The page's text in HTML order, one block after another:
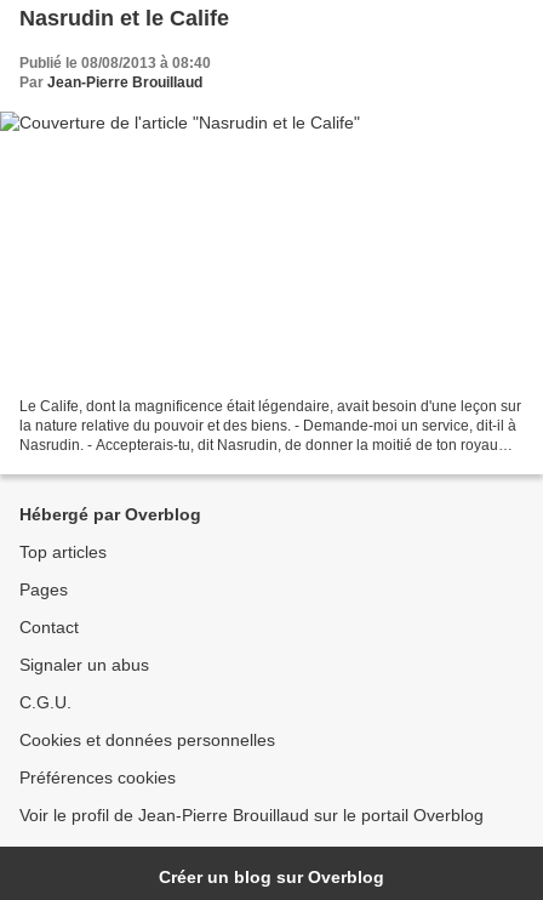
Nasrudin et le Calife
Publié le 08/08/2013 à 08:40
Par Jean-Pierre Brouillaud
Le Calife, dont la magnificence était légendaire, avait besoin d'une leçon sur
la nature relative du pouvoir et des biens. - Demande-moi un service, dit-il à
Nasrudin. - Accepterais-tu, dit Nasrudin, de donner la moitié de ton royaume
Hébergé par Overblog
Top articles
Pages
Contact
Signaler un abus
C.G.U.
Cookies et données personnelles
Préférences cookies
Voir le profil de Jean-Pierre Brouillaud sur le portail Overblog
Créer un blog sur Overblog